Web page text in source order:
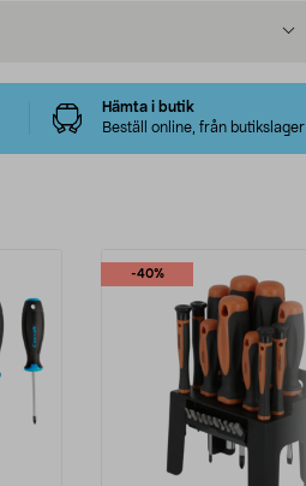
Hämta i butik
Beställ online, från butikslager
-40%